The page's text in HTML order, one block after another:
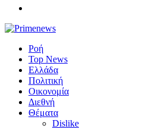
Ροή
Top News
Ελλάδα
Πολιτική
Οικονομία
Διεθνή
Θέματα
Dislike